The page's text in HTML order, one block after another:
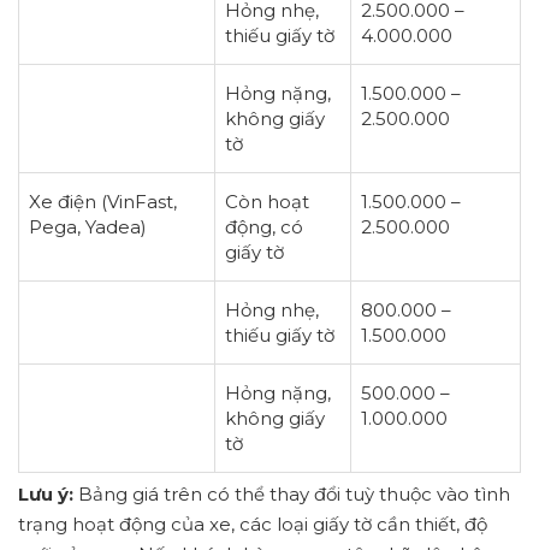
Hỏng nhẹ,
thiếu giấy tờ
2.500.000 –
4.000.000
Hỏng nặng,
không giấy
tờ
1.500.000 –
2.500.000
Xe điện (VinFast,
Pega, Yadea)
Còn hoạt
động, có
giấy tờ
1.500.000 –
2.500.000
Hỏng nhẹ,
thiếu giấy tờ
800.000 –
1.500.000
Hỏng nặng,
không giấy
tờ
500.000 –
1.000.000
Lưu ý: Bảng giá trên có thể thay đổi tuỳ thuộc vào tình
trạng hoạt động của xe, các loại giấy tờ cần thiết, độ